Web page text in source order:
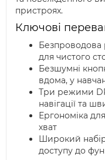
пристроях.
Ключові
Безпроводова
для чистого
Безшумні
вдома, у
Три режими
навігації та
Ергономіка
хват
Широкий
доступу до